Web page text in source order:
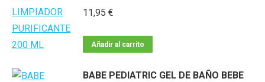
11,95 €
Añadir al carrito
BABE PEDIATRIC GEL DE BAÑO BEBE